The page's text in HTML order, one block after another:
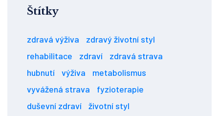
Štítky
zdravá výživa
zdravý životní styl
rehabilitace
zdraví
zdravá strava
hubnutí
výživa
metabolismus
vyvážená strava
fyzioterapie
duševní zdraví
životní styl